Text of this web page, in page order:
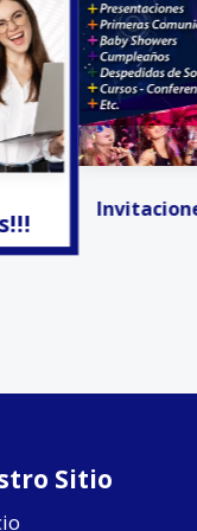
¡Ya lo
Sitio